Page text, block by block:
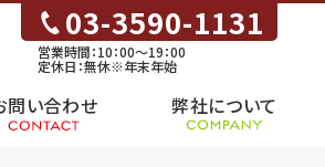
03-3590-1131
営業時間：10：00～19：00
定休日：無休※年末年始
問い合わせ 弊社について